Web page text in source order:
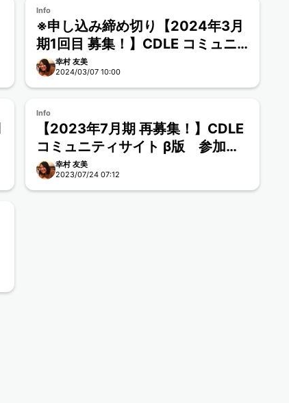
Info
※申し込み締め切り【2024年3月
期1回目 募集！】CDLE コミュニ
ティサイト β版 参加要項
幸村 友美
2024/03/07 10:00
Info
【2023年7月期 再募集！】CDLE
コミュニティサイト β版 参加要
項幸村 友美
2023/07/24 07:12